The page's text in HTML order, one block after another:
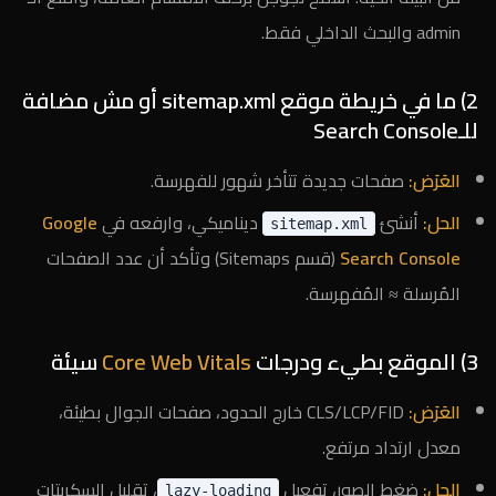
admin والبحث الداخلي فقط.
2) ما في خريطة موقع sitemap.xml أو مش مضافة
للـSearch Console
العَرَض: صفحات جديدة تتأخر شهور للفهرسة.
الحل: أنشئ sitemap.xml ديناميكي، وارفعه فيGoogle
Search Console
(قسم Sitemaps) وتأكد أن عدد الصفحات
المُرسلة ≈ المُفهرسة.
3) الموقع بطيء ودرجات Core Web Vitalsسيئة
العَرَض:
CLS/LCP/FID خارج الحدود، صفحات الجوال بطيئة،
معدل ارتداد مرتفع.
الحل: ضغط الصور، تفعيل lazy-loading ، تقليل السكربتات